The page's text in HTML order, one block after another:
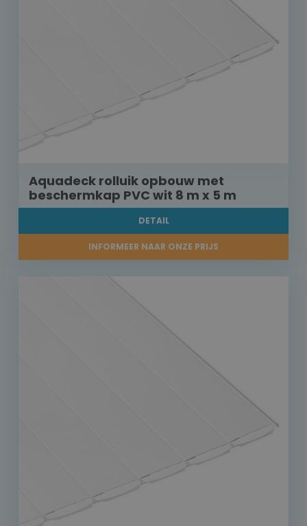
Aquadeck rolluik opbouw met
beschermkap PVC wit 8 m x 5 m
DETAIL
INFORMEER NAAR ONZE PRIJS